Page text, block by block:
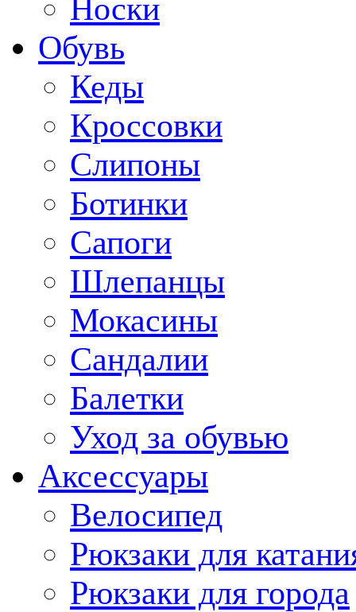
Носки
Обувь
Кеды
Кроссовки
Слипоны
Ботинки
Сапоги
Шлепанцы
Мокасины
Сандалии
Балетки
Уход за обувью
Аксессуары
Велосипед
Рюкзаки для
Рюкзаки для города